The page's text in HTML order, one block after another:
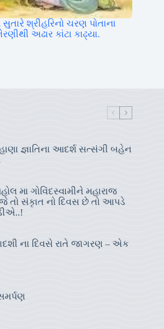
શ્રીહરિનો ચરણ પોતાના
અઢાર કાંટા કાઢ્યા.
જ્ઞાતિના આદર્શ સત્સંગી બહેન
મા ગોવિંદસ્વામીને મહારાજ
તો સંકૃાત નો દિવસ છે તો આપડે
ના દિવસે રાતે જાગરણ – એક